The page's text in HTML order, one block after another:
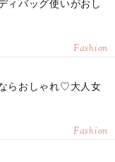
ィバッグ使いがおし
Fashion
らおしゃれ♡大人女
Fashion